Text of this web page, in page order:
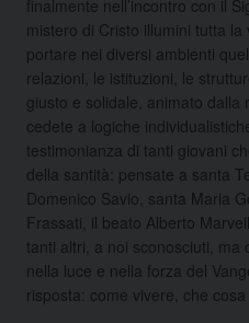
finalmente nell’incontro con il
mistero di Cristo illumini tutta
portare nei diversi ambienti
relazioni, le istituzioni, le
giusto e solidale, animato dalla
cedete a logiche
testimonianza di tanti giovani
della santità: pensate a santa
Domenico Savio, santa Maria
Frassati, il beato Alberto
tanti altri, a noi sconosciuti,
nella luce e nella forza del
risposta: come vivere, che